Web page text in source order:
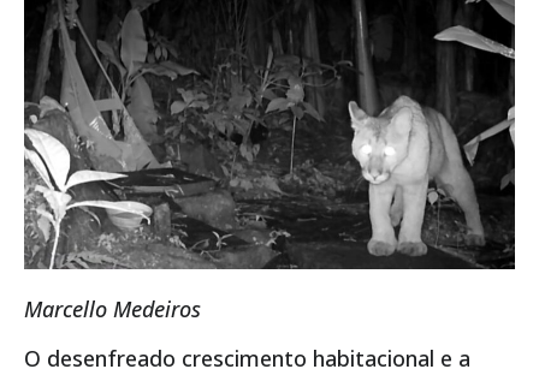
Marcello Medeiros
O desenfreado crescimento habitacional e a